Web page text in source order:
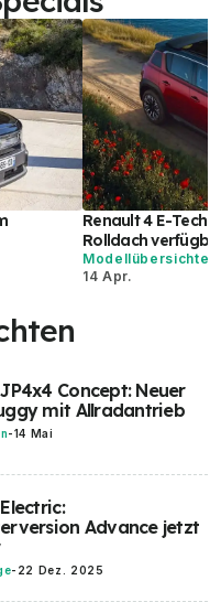
Renault 4 E-Tech
Rolldach
Modellübersichten
14 Apr.
Concept: Neuer
mit Allradantrieb
-14 Mai
Advance jetzt
- 22 Dez. 2025